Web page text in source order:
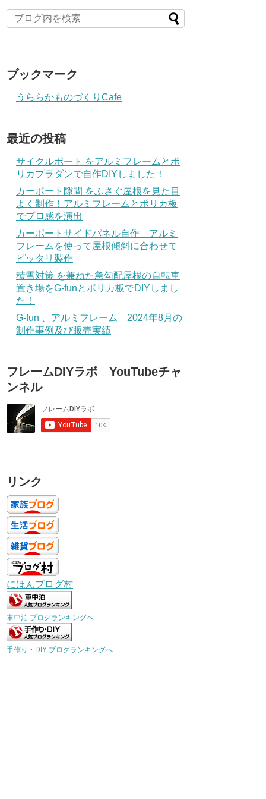
ブックマーク
うららかものづくりCafe
最近の投稿
サイクルポート をアルミフレームとポ
リカプラダンで自作DIYしました！
カーポート隙間 をふさぐ屋根を見た目
よく制作！アルミフレームとポリカ板
でプロ感を演出
カーポートサイドパネル自作 アルミ
フレームを使って屋根傾斜に合わせて
ピッタリ製作
積雪対策 を兼ねた急勾配屋根の自転車
置き場をG-funとポリカ板でDIYしまし
た！
G-fun 、アルミフレーム 2024年8月の
制作事例及び販売実績
フレームDIYラボ YouTubeチャ
ンネル
リンク
にほんブログ村
車中泊 ブログランキングへ
手作り・DIY ブログランキングへ